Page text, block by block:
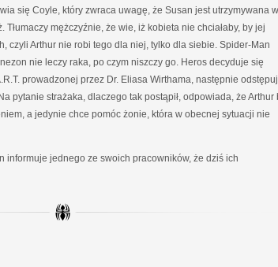
się Coyle, który zwraca uwagę, że Susan jest utrzymywana
mężczyźnie, że wie, iż kobieta nie chciałaby, by jej
czyli Arthur nie robi tego dla niej, tylko dla siebie. Spider-Man
nie leczy raka, po czym niszczy go. Heros decyduje się
prowadzonej przez Dr. Eliasa Wirthama, następnie
pytanie strażaka, dlaczego tak postąpił, odpowiada, że Arthur
a jedynie chce pomóc żonie, która w obecnej sytuacji nie
informuje jednego ze swoich pracowników, że dziś ich